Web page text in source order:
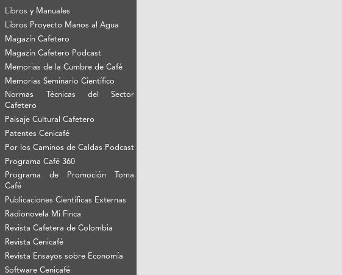
Libros y Manuales
Libros Proyecto Manos al Agua
Magazín Cafetero
Magazín Cafetero Podcast
Memorias de la Cumbre de Café
Memorias Seminario Científico
Normas Técnicas del Sector
Cafetero
Paisaje Cultural Cafetero
Patentes Cenicafé
Por los Caminos de Caldas Podcast
Programa Café 360
Programa de Promoción Toma
Café
Publicaciones Científicas Externas
Radionovela Mi Finca
Revista Cafetera de Colombia
Revista Cenicafé
Revista Ensayos sobre Economía
Software Cenicafé